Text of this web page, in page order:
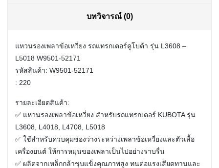
บทวิจารณ์ (0)
แหวนรองเพลาข้อเหวี่ยง รถแทรกเตอร์คูโบต้า รุ่น L3608 –
L5018 W9501-52171
รหัสสินค้า: W9501-52171
: 220
รายละเอียดสินค้า:
✅ แหวนรองเพลาข้อเหวี่ยง สำหรับรถแทรกเตอร์ KUBOTA รุ่น
L3608, L4018, L4708, L5018
✅ ใช้สำหรับควบคุมช่องว่างระหว่างเพลาข้อเหวี่ยงและตัวเสื้อ
เครื่องยนต์ ให้การหมุนของเพลาเป็นไปอย่างราบรื่น
✅ ผลิตจากเหล็กกล้าชุบแข็งคุณภาพสูง ทนต่อแรงเสียดทานและ